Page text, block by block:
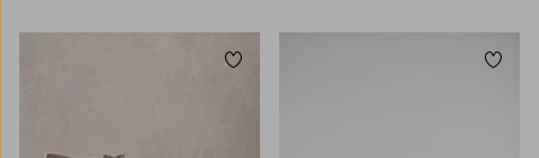
1 Farbe
Zu Favoriten hinzufügen Zu